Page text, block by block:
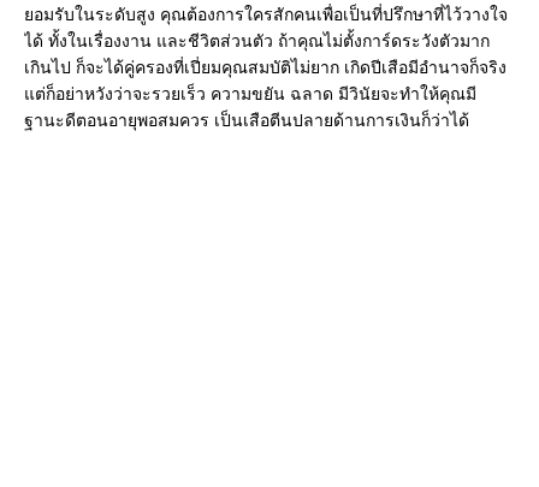
ยอมรับในระดับสูง คุณต้องการใครสักคนเพื่อเป็นที่ปรึกษาที่ไว้วางใจ
ได้ ทั้งในเรื่องงาน และชีวิตส่วนตัว ถ้าคุณไม่ตั้งการ์ดระวังตัวมาก
เกินไป ก็จะได้คู่ครองที่เปี่ยมคุณสมบัติไม่ยาก เกิดปีเสือมีอำนาจก็จริง
แต่ก็อย่าหวังว่าจะรวยเร็ว ความขยัน ฉลาด มีวินัยจะทำให้คุณมี
ฐานะดีตอนอายุพอสมควร เป็นเสือตีนปลายด้านการเงินก็ว่าได้